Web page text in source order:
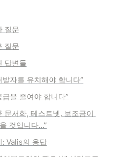
질문
질문
답변들
발자를 유치해야 합니다”
급을 줄여야 합니다”
문서화, 테스트넷, 보조금이
것입니다...”
: Valis의 응답